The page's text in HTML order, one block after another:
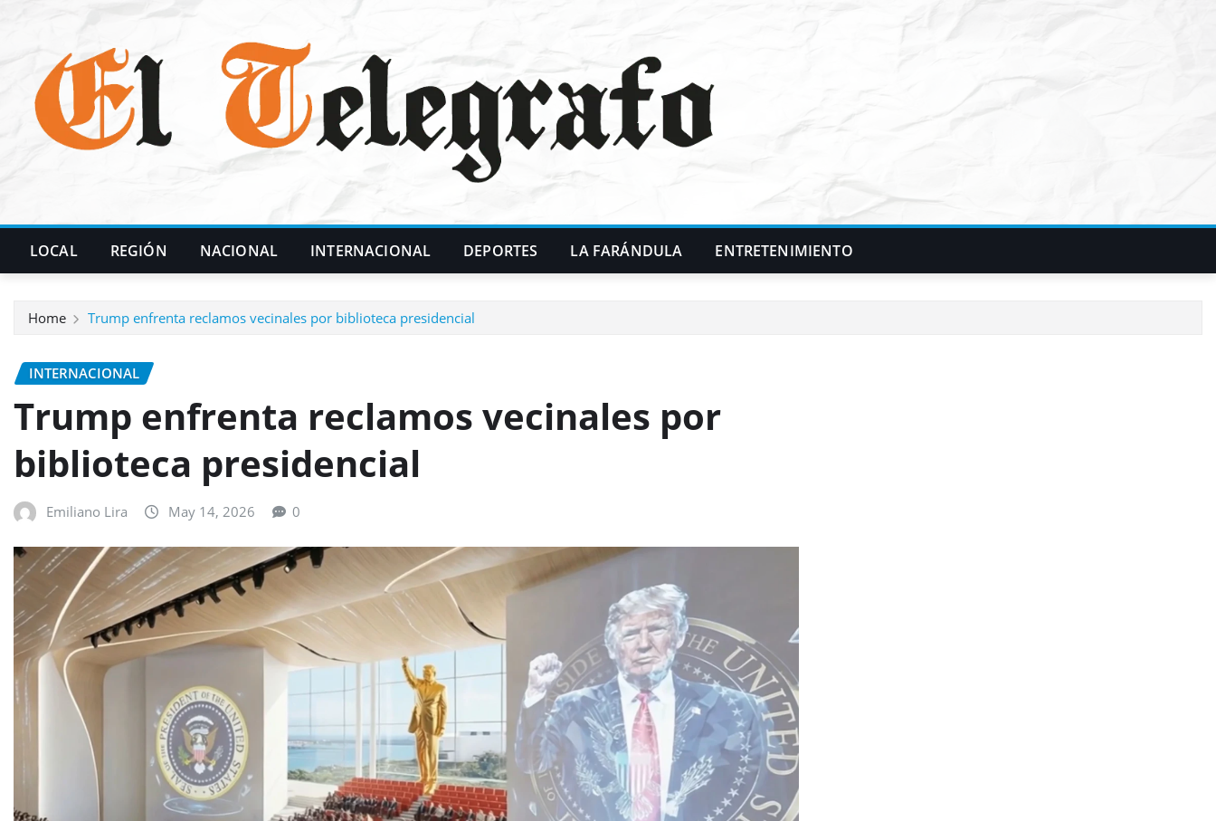
LOCAL REGIÓN NACIONAL INTERNACIONAL DEPORTES LA FARÁNDULA ENTRETENIMIENTO
Home Trump enfrenta reclamos vecinales por biblioteca presidencial
INTERNACIONAL
Trump enfrenta reclamos vecinales por
biblioteca presidencial
Emiliano Lira May 14, 2026 0